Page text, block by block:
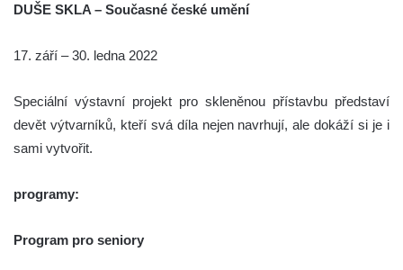
DUŠE SKLA – Současné české umění
17. září – 30. ledna 2022
Speciální výstavní projekt pro skleněnou přístavbu představí
devět výtvarníků, kteří svá díla nejen navrhují, ale dokáží si je i
sami vytvořit.
programy:
Program pro seniory